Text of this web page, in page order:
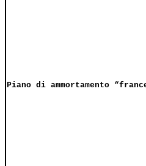
Piano di ammortamento